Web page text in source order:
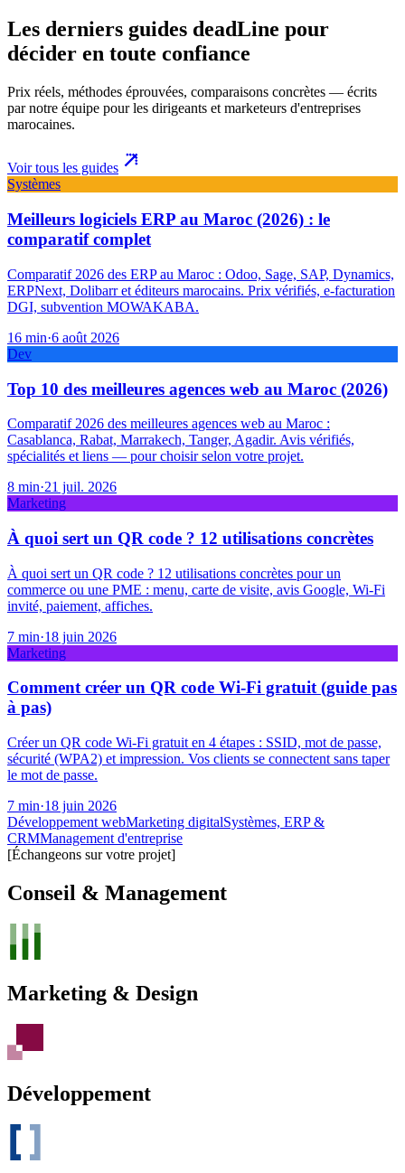
Les derniers guides deadLine pour
décider en toute confiance
Prix réels, méthodes éprouvées, comparaisons concrètes — écrits
par notre équipe pour les dirigeants et marketeurs d'entreprises
marocaines.
Voir tous les guides
Systèmes
Meilleurs logiciels ERP au Maroc (2026) : le
comparatif complet
Comparatif 2026 des ERP au Maroc : Odoo, Sage, SAP, Dynamics,
ERPNext, Dolibarr et éditeurs marocains. Prix vérifiés, e-facturation
DGI, subvention MOWAKABA.
16 min·6 août 2026
Dev
Top 10 des meilleures agences web au Maroc (2026)
Comparatif 2026 des meilleures agences web au Maroc :
Casablanca, Rabat, Marrakech, Tanger, Agadir. Avis vérifiés,
spécialités et liens — pour choisir selon votre projet.
8 min·21 juil. 2026
Marketing
À quoi sert un QR code ? 12 utilisations concrètes
À quoi sert un QR code ? 12 utilisations concrètes pour un
commerce ou une PME : menu, carte de visite, avis Google, Wi-Fi
invité, paiement, affiches.
7 min·18 juin 2026
Marketing
Comment créer un QR code Wi-Fi gratuit (guide pas
à pas)
Créer un QR code Wi-Fi gratuit en 4 étapes : SSID, mot de passe,
sécurité (WPA2) et impression. Vos clients se connectent sans taper
le mot de passe.
7 min·18 juin 2026
Développement webMarketing digitalSystèmes, ERP &
CRMManagement d'entreprise
[Échangeons sur votre projet]
Conseil & Management
Marketing & Design
Développement